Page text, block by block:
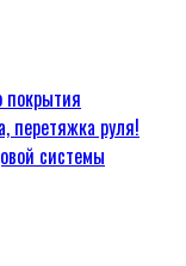
покрытия
перетяжка руля!
системы